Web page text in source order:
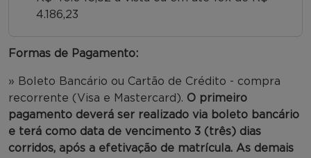
4.186,23
Formas de Pagamento:
» Boleto Bancário ou Cartão de Crédito - compra
recorrente (Visa e Mastercard). O primeiro
pagamento deverá ser realizado via boleto bancário
e terá como data de vencimento 3 (três) dias
corridos, após a efetivação de matrícula. As demais